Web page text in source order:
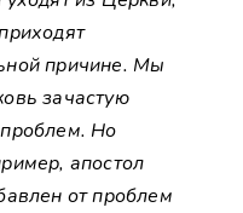
причине. Мы
зачастую
Но
апостол
от проблем